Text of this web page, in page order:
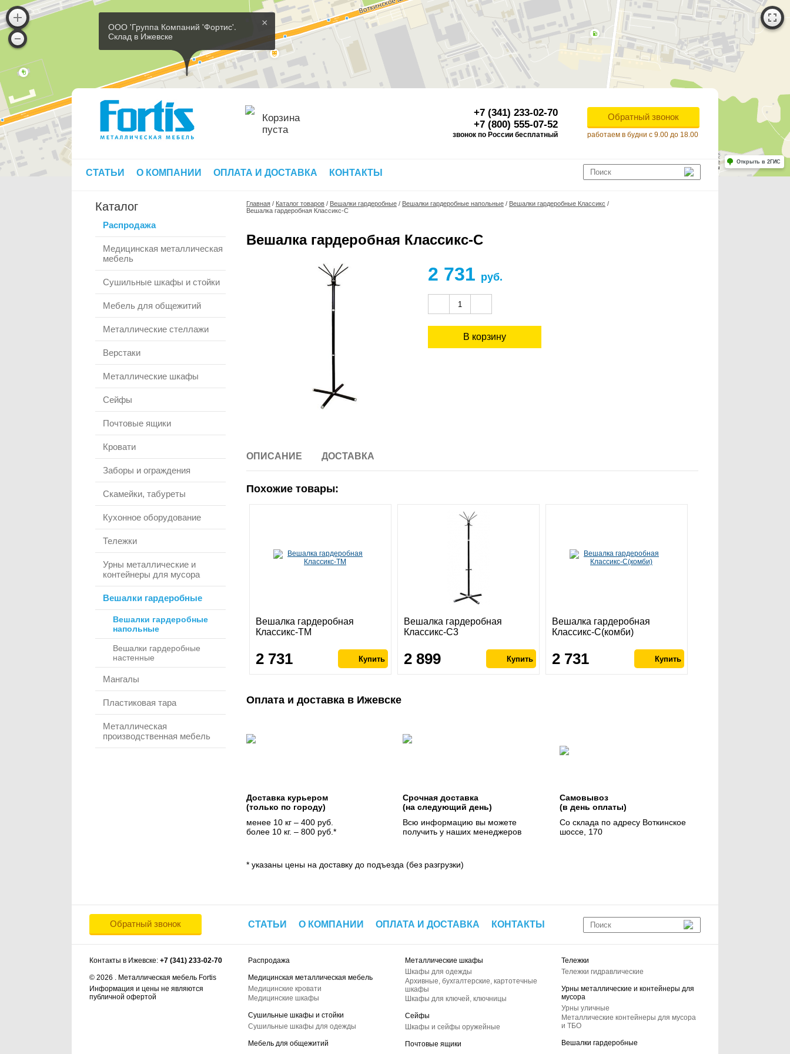
×
ООО 'Группа Компаний 'Фортис'.
Склад в Ижевске
Работает на API 2ГИС
Лицензионное соглашение
Для корректной работы Raster JS API нужен ключ. Помощь: api@2gis.ru
Открыть в 2ГИС
Корзина
пуста
+7 (341) 233-02-70
+7 (800) 555-07-52
звонок по России бесплатный
Обратный звонок
работаем в будни с 9.00 до 18.00
СТАТЬИ О КОМПАНИИ ОПЛАТА И ДОСТАВКА КОНТАКТЫ
Каталог
Распродажа
Медицинская металлическая
мебель
Сушильные шкафы и стойки
Мебель для общежитий
Металлические стеллажи
Верстаки
Металлические шкафы
Сейфы
Почтовые ящики
Кровати
Заборы и ограждения
Скамейки, табуреты
Кухонное оборудование
Тележки
Урны металлические и
контейнеры для мусора
Вешалки гардеробные
Вешалки гардеробные
напольные
Вешалки гардеробные
настенные
Мангалы
Пластиковая тара
Металлическая
производственная мебель
Главная / Каталог товаров / Вешалки гардеробные / Вешалки гардеробные напольные / Вешалки гардеробные Классикс /
Вешалка гардеробная Классикс-С
Вешалка гардеробная Классикс-С
2 731 руб.
ОПИСАНИЕ ДОСТАВКА
Похожие товары:
Вешалка гардеробная
Классикс-ТМ
2 731
Вешалка гардеробная
Классикс-С3
2 899
Вешалка гардеробная
Классикс-С(комби)
2 731
Оплата и доставка в Ижевске
Доставка курьером
(только по городу)
менее 10 кг – 400 руб.
более 10 кг. – 800 руб.*
Срочная доставка
(на следующий день)
Всю информацию вы можете
получить у наших менеджеров
Самовывоз
(в день оплаты)
Со склада по адресу Воткинское
шоссе, 170
* указаны цены на доставку до подъезда (без разгрузки)
Обратный звонок СТАТЬИ О КОМПАНИИ ОПЛАТА И ДОСТАВКА КОНТАКТЫ
Контакты в Ижевске: +7 (341) 233-02-70
© 2026 . Металлическая мебель Fortis
Информация и цены не являются
публичной офертой
Распродажа
Медицинская металлическая мебель
Медицинские кровати
Медицинские шкафы
Сушильные шкафы и стойки
Сушильные шкафы для одежды
Мебель для общежитий
Металлические шкафы
Шкафы для одежды
Архивные, бухгалтерские, картотечные
шкафы
Шкафы для ключей, ключницы
Сейфы
Шкафы и сейфы оружейные
Почтовые ящики
Тележки
Тележки гидравлические
Урны металлические и контейнеры для
мусора
Урны уличные
Металлические контейнеры для мусора
и ТБО
Вешалки гардеробные